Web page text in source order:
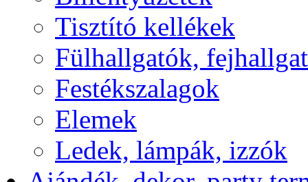
Tisztító kellékek
Fülhallgatók,
Festékszalagok
Elemek
Ledek, lámpák, izzók